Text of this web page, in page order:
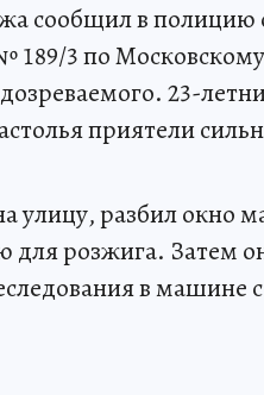
сообщил в
189/3 по
23-
приятели
улицу, разбил окно
розжига. Затем
в машине